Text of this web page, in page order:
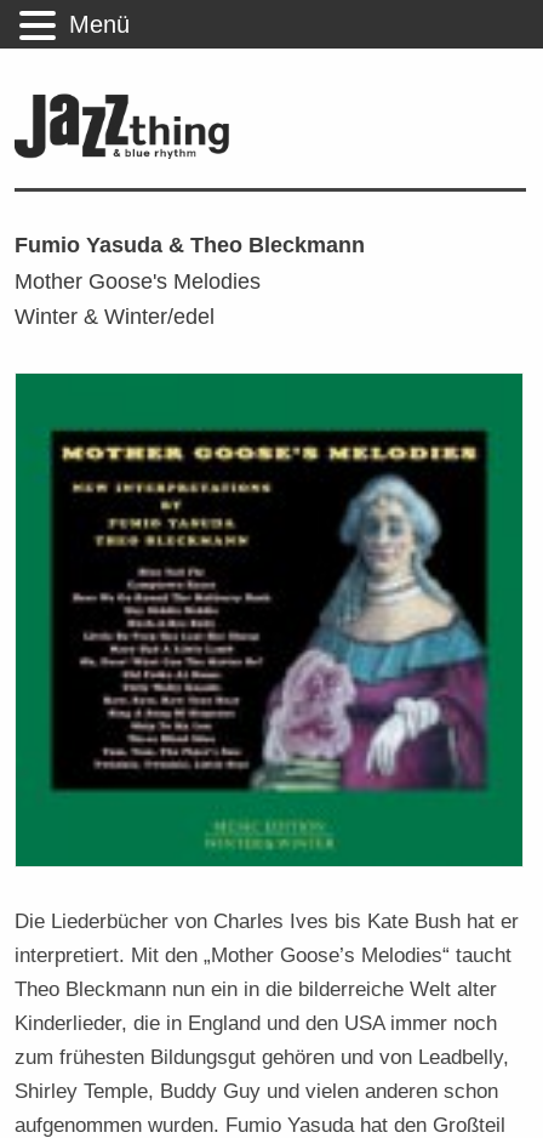
Fumio Yasuda & Theo Bleckmann
Mother Goose's Melodies
Winter & Winter/edel
Die Liederbücher von Charles Ives bis Kate Bush hat er
interpretiert. Mit den „Mother Goose’s Melodies“ taucht
Theo Bleckmann nun ein in die bilderreiche Welt alter
Kinderlieder, die in England und den USA immer noch
zum frühesten Bildungsgut gehören und von Leadbelly,
Shirley Temple, Buddy Guy und vielen anderen schon
aufgenommen wurden. Fumio Yasuda hat den Großteil
Menü